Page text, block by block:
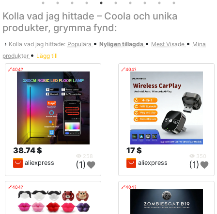
Kolla vad jag hittade – Coola och unika
produkter, grymma fynd:
› Kolla vad jag hittade: Populära • Nyligen tillagda • Mest Visade • Mina
produkter • Lägg till
🔗404?
38.74 $
258
aliexpress (1)
🔗404?
17 $
350
aliexpress (1)
🔗404? 🔗404?